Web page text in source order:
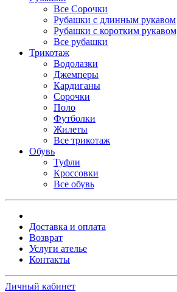
Все Сорочки
Рубашки с длинным рукавом
Рубашки с коротким рукавом
Все рубашки
Трикотаж
Водолазки
Джемперы
Кардиганы
Сорочки
Поло
Футболки
Жилеты
Все трикотаж
Обувь
Туфли
Кроссовки
Все обувь
Доставка и оплата
Возврат
Услуги ателье
Контакты
Личный кабинет